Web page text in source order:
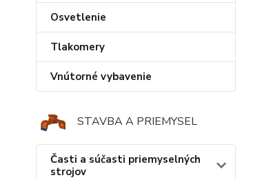
Osvetlenie
Tlakomery
Vnútorné vybavenie
STAVBA A PRIEMYSEL
Časti a súčasti priemyselných
strojov